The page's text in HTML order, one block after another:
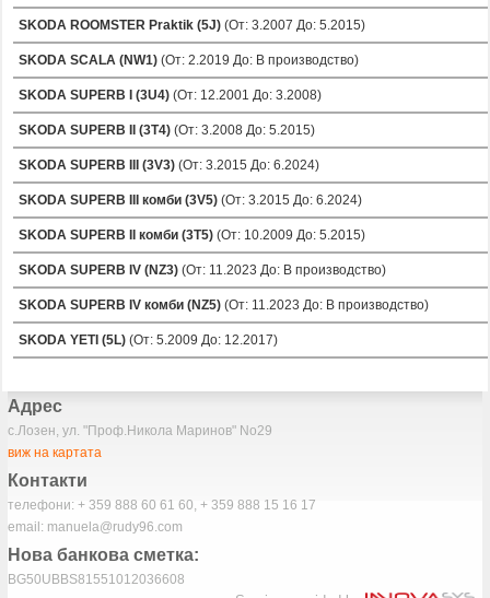
SKODA ROOMSTER Praktik (5J)(От: 3.2007 До: 5.2015)
SKODA SCALA (NW1)(От: 2.2019 До: В производство)
SKODA SUPERB I (3U4)(От: 12.2001 До: 3.2008)
SKODA SUPERB II (3T4)(От: 3.2008 До: 5.2015)
SKODA SUPERB III (3V3)(От: 3.2015 До: 6.2024)
SKODA SUPERB III комби (3V5)(От: 3.2015 До: 6.2024)
SKODA SUPERB II комби (3T5)(От: 10.2009 До: 5.2015)
SKODA SUPERB IV (NZ3)(От: 11.2023 До: В производство)
SKODA SUPERB IV комби (NZ5)(От: 11.2023 До: В производство)
SKODA YETI (5L)(От: 5.2009 До: 12.2017)
Адрес
с.Лозен, ул. "Проф.Никола Маринов" No29
виж на картата
Контакти
телефони: + 359 888 60 61 60, + 359 888 15 16 17
email: manuela@rudy96.com
Нова банкова сметка:
BG50UBBS81551012036608